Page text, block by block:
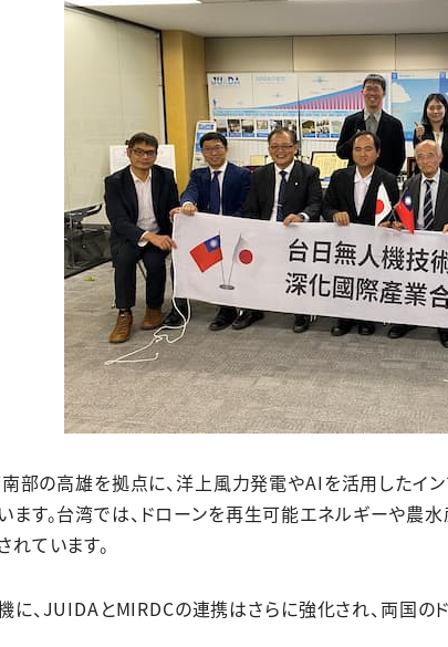
部の高雄を拠点に、洋上風力発電やAIを活用したイ
ます。台湾では、ドローンを再生可能エネルギーや農
ています。
に、JUIDAとMIRDCの連携はさらに強化され、両国の